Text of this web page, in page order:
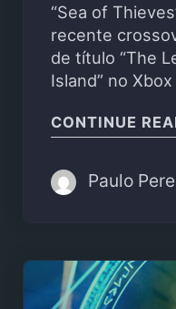
“Sea of
recente
de título “The
Island” no
CONTINUE
Paulo